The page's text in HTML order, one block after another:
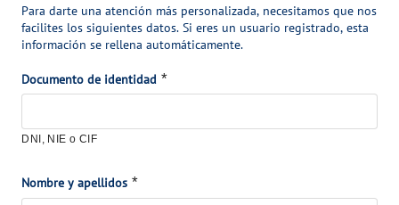
TU AGUA
VER TODAS LAS GESTIONES
CONÓCENOS
VER TODAS LAS GESTIONES
c
c
o
a
l
t
o
s
p
r
o
Para darte una atención más personalizada, necesitamos que nos
facilites los siguientes datos. Si eres un usuario registrado, esta
información se rellena automáticamente.
*Documento de identidad *
DNI, NIE o CIF
*Nombre y apellidos *